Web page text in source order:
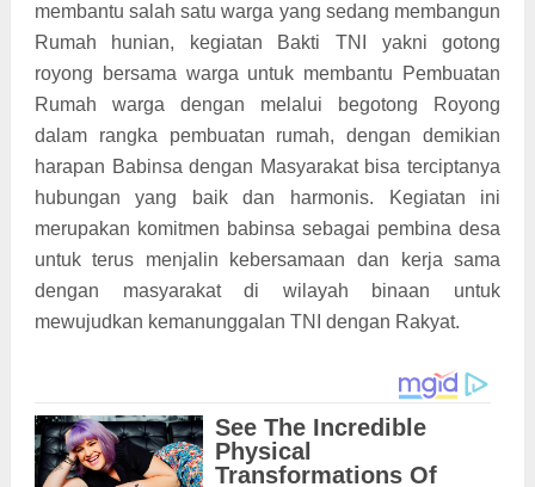
membantu salah satu warga yang sedang membangun
Rumah hunian, kegiatan Bakti TNI yakni gotong
royong bersama warga untuk membantu Pembuatan
Rumah warga dengan melalui begotong Royong
dalam rangka pembuatan rumah, dengan demikian
harapan Babinsa dengan Masyarakat bisa terciptanya
hubungan yang baik dan harmonis. Kegiatan ini
merupakan komitmen babinsa sebagai pembina desa
untuk terus menjalin kebersamaan dan kerja sama
dengan masyarakat di wilayah binaan untuk
mewujudkan kemanunggalan TNI dengan Rakyat.